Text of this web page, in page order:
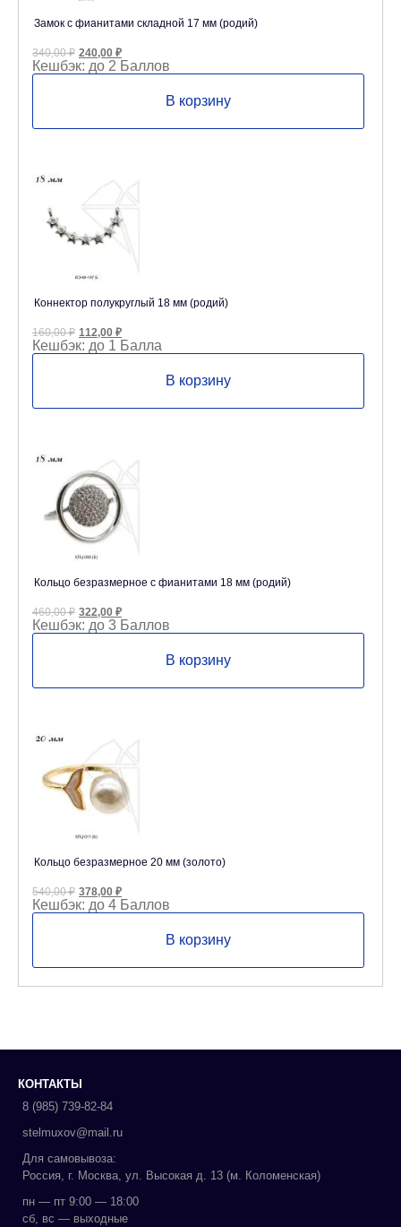
Замок с фианитами складной 17 мм (родий)
340,00₽ Первоначальная
цена
составляла
240,00 ₽Текущая
цена:
240,00 ₽.
Кешбэк: до 2 Баллов
В корзину
Коннектор полукруглый 18 мм (родий)
160,00₽ Первоначальная
цена
составляла
112,00 ₽Текущая
цена:
112,00 ₽.
Кешбэк: до 1 Балла
В корзину
Кольцо безразмерное с фианитами 18 мм (родий)
460,00₽ Первоначальная
цена
составляла
322,00 ₽Текущая
цена:
322,00 ₽.
Кешбэк: до 3 Баллов
В корзину
Кольцо безразмерное 20 мм (золото)
540,00₽ Первоначальная
цена
составляла
378,00 ₽Текущая
цена:
378,00 ₽.
Кешбэк: до 4 Баллов
В корзину
КОНТАКТЫ
8 (985) 739-82-84
stelmuxov@mail.ru
Для самовывоза:
Россия, г. Москва, ул. Высокая д. 13 (м. Коломенская)
пн — пт 9:00 — 18:00
сб, вс — выходные